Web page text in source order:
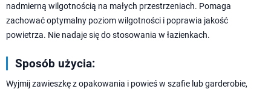
nadmierną wilgotnością na małych przestrzeniach. Pomaga
zachować optymalny poziom wilgotności i poprawia jakość
powietrza. Nie nadaje się do stosowania w łazienkach.
Sposób użycia:
Wyjmij zawieszkę z opakowania i powieś w szafie lub garderobie,